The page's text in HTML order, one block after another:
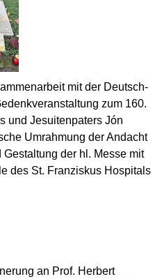
mit der Deutsch-
zum 160.
und Jesuitenpaters Jón
Umrahmung der Andacht
der hl. Messe mit
des St. Franziskus Hospitals
an Prof. Herbert